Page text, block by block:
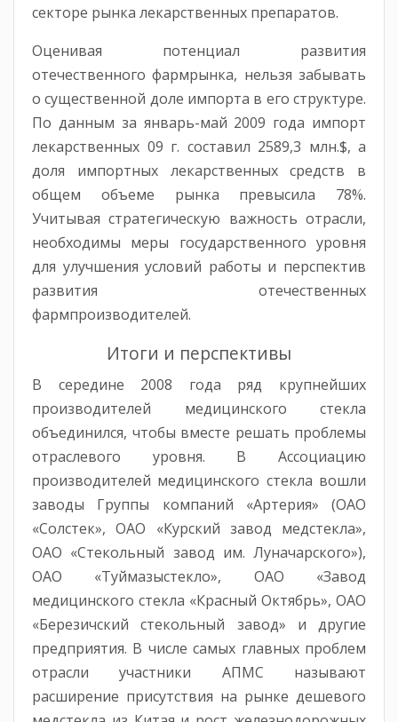
секторе рынка лекарственных препаратов.
Оценивая потенциал развития
отечественного фармрынка, нельзя забывать
о существенной доле импорта в его структуре.
По данным за январь-май 2009 года импорт
лекарственных 09 г. составил 2589,3 млн.$, а
доля импортных лекарственных средств в
общем объеме рынка превысила 78%.
Учитывая стратегическую важность отрасли,
необходимы меры государственного уровня
для улучшения условий работы и перспектив
развития отечественных
фармпроизводителей.
Итоги и перспективы
В середине 2008 года ряд крупнейших
производителей медицинского стекла
объединился, чтобы вместе решать проблемы
отраслевого уровня. В Ассоциацию
производителей медицинского стекла вошли
заводы Группы компаний «Артерия» (ОАО
«Солстек», ОАО «Курский завод медстекла»,
ОАО «Стекольный завод им. Луначарского»),
ОАО «Туймазыстекло», ОАО «Завод
медицинского стекла «Красный Октябрь», ОАО
«Березичский стекольный завод» и другие
предприятия. В числе самых главных проблем
отрасли участники АПМС называют
расширение присутствия на рынке дешевого